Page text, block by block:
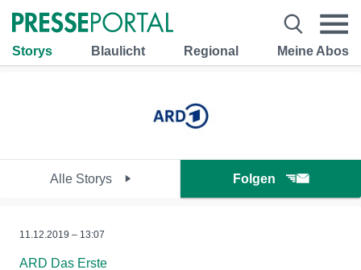
Storys Blaulicht Regional Meine Abos
Alle Storys Folgen
11.12.2019 – 13:07
ARD Das Erste